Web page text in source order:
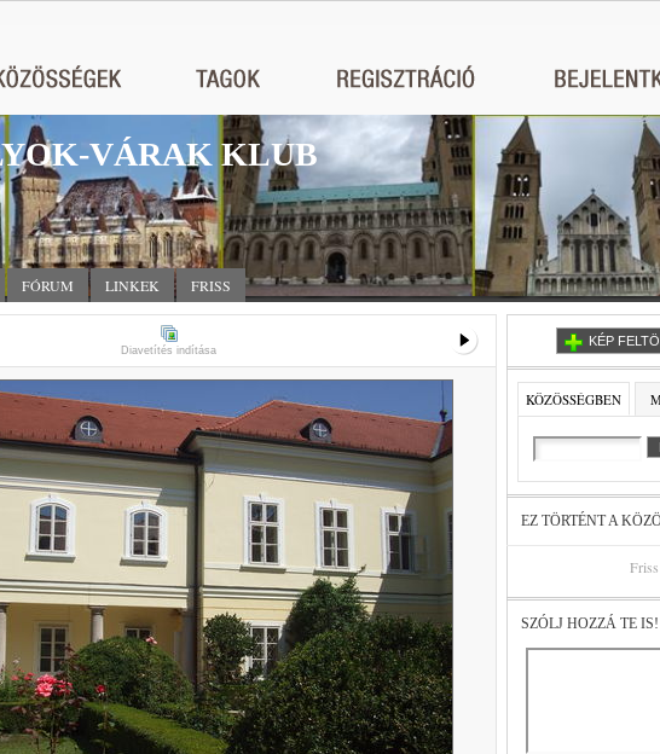
VÁRAK KLUB
FÓRUM LINKEK FRISS
Diavetítés indítása
KÉP
KÖZÖSSÉGBEN
EZ TÖRTÉNT A
SZÓLJ HOZZÁ TE IS!